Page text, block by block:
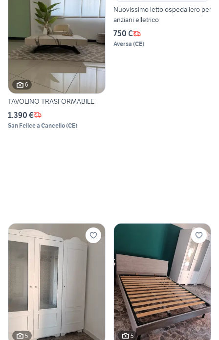
6
TAVOLINO TRASFORMABILE
1.390 €
San Felice a Cancello(CE)
Nuovissimo letto ospedaliero per
anziani elletrico
750 €
Aversa (CE)
5 5